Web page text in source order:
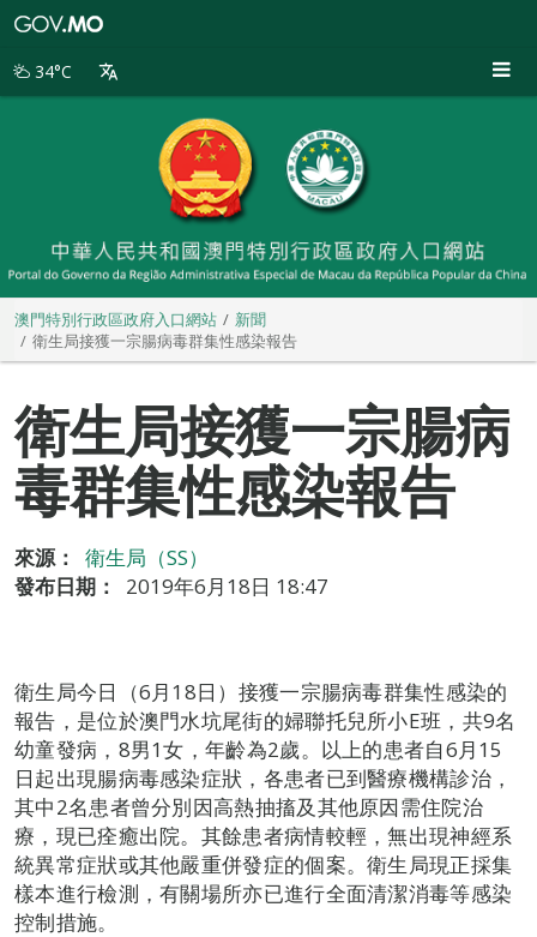
別
34°C
澳門特別行政區政府入口網站
新聞
衛生局接獲一宗腸病毒群集性感染報告
衛生局接獲一宗腸病
毒群集性感染報告
來源：
衛生局（SS）
發布日期：
2019年6月18日 18:47
衛生局今日（6月18日）接獲一宗腸病毒群集性感染的
報告，是位於澳門水坑尾街的婦聯托兒所小E班，共9名
幼童發病，8男1女，年齡為2歲。以上的患者自6月15
日起出現腸病毒感染症狀，各患者已到醫療機構診治，
其中2名患者曾分別因高熱抽搐及其他原因需住院治
療，現已痊癒出院。其餘患者病情較輕，無出現神經系
統異常症狀或其他嚴重併發症的個案。衛生局現正採集
樣本進行檢測，有關場所亦已進行全面清潔消毒等感染
控制措施。